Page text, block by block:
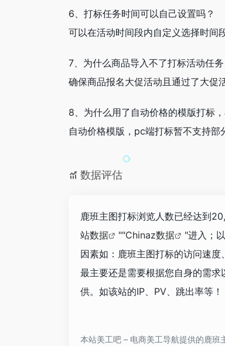
6、打标任务时间可以自己设置吗？
可以在活动时间段内自定义选择时间
7、为什么商品导入不了打标活动任务
确保商品报名大促活动且通过了大促
8、为什么用了自动价格的模版打标
自动价格模版，pc端打标暂不支持部
数据评估
鹿班主图打标浏览人数已经达到
站数据
""Chinaz数据
"进入；
因素如：鹿班主图打标的访问速
最主要还是需要根据您自身的需
供。如该站的IP、PV、跳出率等！
本站美工吧 – 电商美工导航提供的鹿